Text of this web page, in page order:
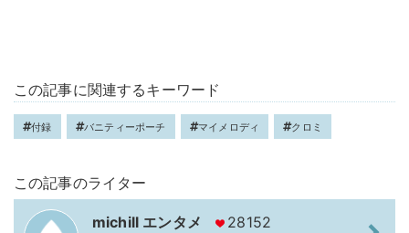
この記事に関連するキーワード
付録 バニティーポーチ マイメロディ クロミ
この記事のライター
michill エンタメ 28152